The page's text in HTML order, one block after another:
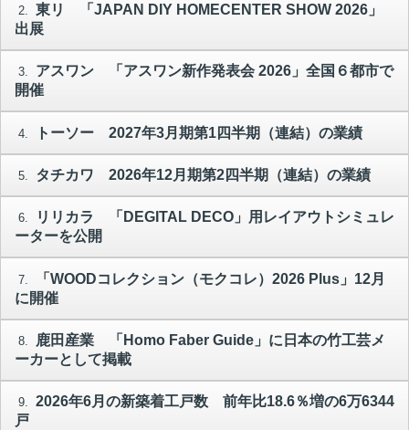
2.
東リ 「JAPAN DIY HOMECENTER SHOW 2026」
出展
3.
アスワン 「アスワン新作発表会 2026」全国６都市で
開催
4. トーソー 2027年3月期第1四半期（連結）の業績
5. タチカワ 2026年12月期第2四半期（連結）の業績
6.
リリカラ 「DEGITAL DECO」用レイアウトシミュレ
ーターを公開
7.
「WOODコレクション（モクコレ）2026 Plus」12月
に開催
8.
鹿田産業 「Homo Faber Guide」に日本の竹工芸メ
ーカーとして掲載
9. 2026年6月の新築着工戸数 前年比18.6％増の6万6344
戸